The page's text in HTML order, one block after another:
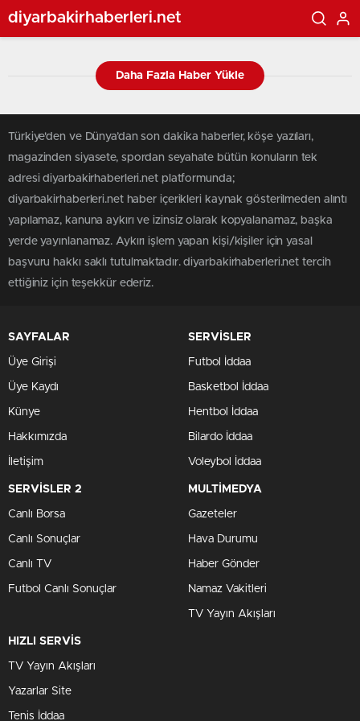
diyarbakirhaberleri.net
Daha Fazla Haber Yükle
Türkiye'den ve Dünya’dan son dakika haberler, köşe yazıları,
magazinden siyasete, spordan seyahate bütün konuların tek
adresi diyarbakirhaberleri.net platformunda;
diyarbakirhaberleri.net haber içerikleri kaynak gösterilmeden alıntı
yapılamaz, kanuna aykırı ve izinsiz olarak kopyalanamaz, başka
yerde yayınlanamaz. Aykırı işlem yapan kişi/kişiler için yasal
başvuru hakkı saklı tutulmaktadır. diyarbakirhaberleri.net tercih
ettiğiniz için teşekkür ederiz.
SAYFALAR
Üye Girişi
Üye Kaydı
Künye
Hakkımızda
İletişim
SERVİSLER
Futbol İddaa
Basketbol İddaa
Hentbol İddaa
Bilardo İddaa
Voleybol İddaa
SERVİSLER 2
Canlı Borsa
Canlı Sonuçlar
Canlı TV
Futbol Canlı Sonuçlar
MULTİMEDYA
Gazeteler
Hava Durumu
Haber Gönder
Namaz Vakitleri
TV Yayın Akışları
HIZLI SERVİS
TV Yayın Akışları
Yazarlar Site
Tenis İddaa